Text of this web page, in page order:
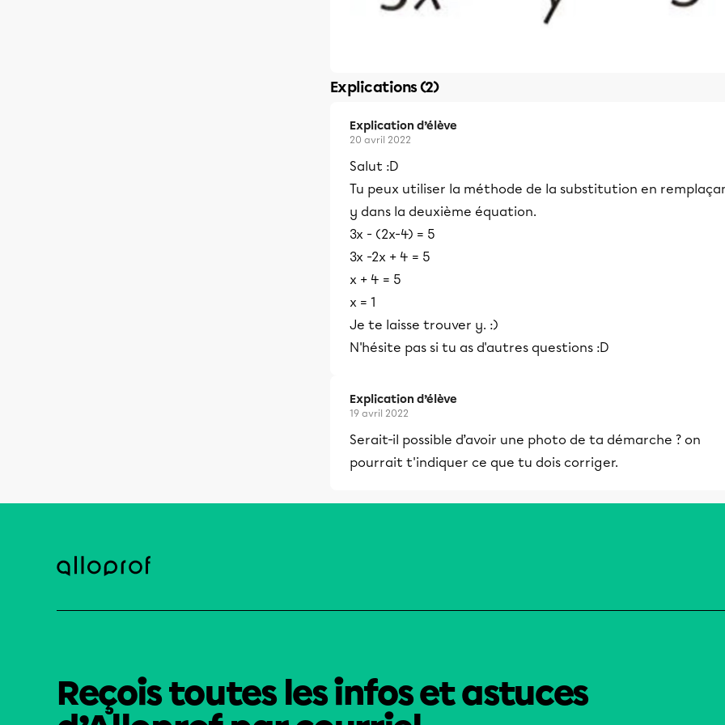
Explications (2)
Explication d’élève
20 avril 2022
Salut :D
Tu peux utiliser la méthode de la substitution en
y dans la deuxième équation.
3x - (2x-4) = 5
3x -2x + 4 = 5
x + 4 = 5
x = 1
Je te laisse trouver y. :)
N'hésite pas si tu as d'autres questions :D
Explication d’élève
19 avril 2022
Serait-il possible d’avoir une photo de ta démarche ? on
pourrait t'indiquer ce que tu dois corriger.
Reçois toutes les infos et astuces